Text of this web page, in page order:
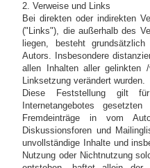
2. Verweise und Links
Bei direkten oder indirekten
("Links"), die außerhalb des
liegen, besteht
Autors. Insbesondere
allen Inhalten aller gelinkten
Linksetzung verändert wurden.
Diese Feststellung gilt
Internetangebotes
Fremdeinträge in vom
Diskussionsforen und
unvollständige Inhalte und
Nutzung oder Nichtnutzung